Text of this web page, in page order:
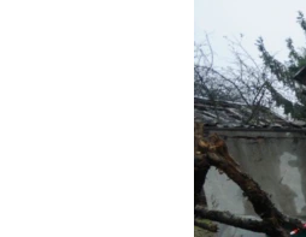
КРЫМ.НЕПОКОРЕННЫЙ
УКРАИНСКАЯ ПРОБЛЕМА КРЫМА